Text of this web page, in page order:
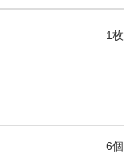
1枚
6個